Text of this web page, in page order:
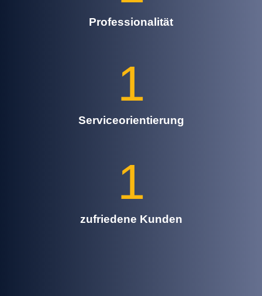
Professionalität
1
Serviceorientierung
1
zufriedene Kunden